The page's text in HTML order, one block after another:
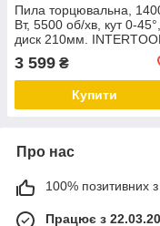
Пила торцювальна,
Вт, 5500 об/хв, кут 0-45°,
диск 210мм.
DT-0621
3 599 ₴
Купити
Про нас
100% позитивних з
Працює з